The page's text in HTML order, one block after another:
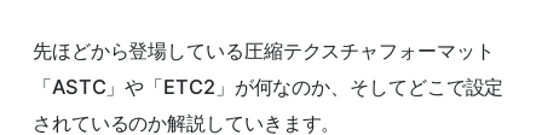
先ほどから登場している圧縮テクスチャフォーマット
「ASTC」や「ETC2」が何なのか、そしてどこで設定
されているのか解説していきます。